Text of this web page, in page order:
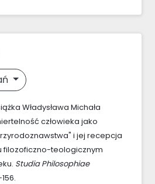
Władysława Michała
człowieka jako
i jej recepcja
filozoficzno-teologicznym
Studia Philosophiae